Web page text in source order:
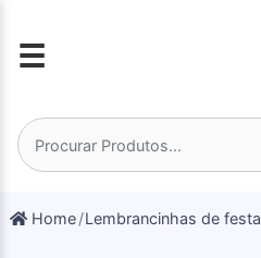
☰
Home Lembrancinhas de festa